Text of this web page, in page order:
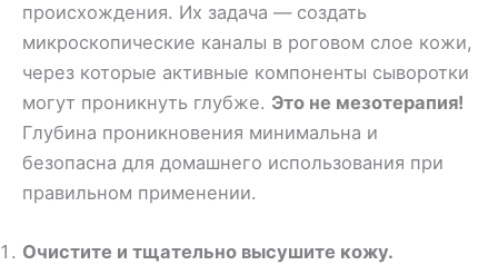
происхождения. Их задача — создать
микроскопические каналы в роговом слое кожи,
через которые активные компоненты сыворотки
могут проникнуть глубже. Это не мезотерапия!
Глубина проникновения минимальна и
безопасна для домашнего использования при
правильном применении.
Очистите и тщательно высушите кожу.